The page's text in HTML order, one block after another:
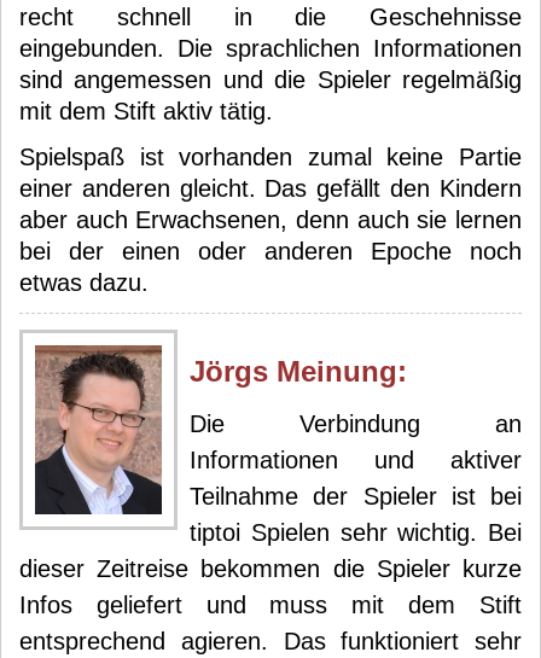
recht schnell in die Geschehnisse
eingebunden. Die sprachlichen Informationen
sind angemessen und die Spieler regelmäßig
mit dem Stift aktiv tätig.
Spielspaß ist vorhanden zumal keine Partie
einer anderen gleicht. Das gefällt den Kindern
aber auch Erwachsenen, denn auch sie lernen
bei der einen oder anderen Epoche noch
etwas dazu.
Jörgs Meinung:
Die Verbindung an
Informationen und aktiver
Teilnahme der Spieler ist bei
tiptoi Spielen sehr wichtig. Bei
dieser Zeitreise bekommen die Spieler kurze
Infos geliefert und muss mit dem Stift
entsprechend agieren. Das funktioniert sehr